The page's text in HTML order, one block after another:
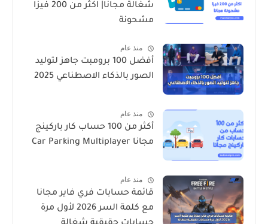
شغالة مجانا| اكثر من 200 فيزا
مشحونة
منذ عام
أفضل 100 برومبت جاهز لتوليد
الصور بالذكاء الاصطناعي 2025
منذ عام
أكثر من 100 حساب كار باركينج
مجانا Car Parking Multiplayer
منذ عام
قائمة حسابات فري فاير مجانا
مع كلمة السر 2026 لأول مرة